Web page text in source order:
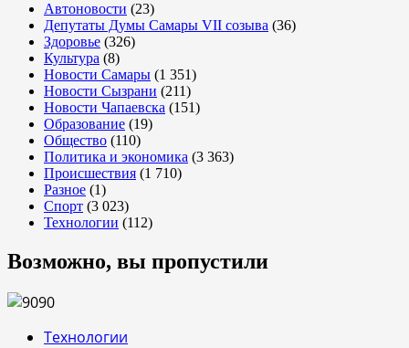
Автоновости (23)
Депутаты Думы Самары VII созыва (36)
Здоровье (326)
Культура (8)
Новости Самары (1 351)
Новости Сызрани (211)
Новости Чапаевска (151)
Образование (19)
Общество (110)
Политика и экономика (3 363)
Происшествия (1 710)
Разное (1)
Спорт (3 023)
Технологии (112)
Возможно, вы пропустили
Технологии